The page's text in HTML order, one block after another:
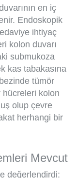
en iç
Endoskopik
ihtiyaç
kolon duvarı
submukoza
kas tabakasına
tümör
hücreleri kolon
olup çevre
herhangi bir
Mevcut
değerlendirdi: